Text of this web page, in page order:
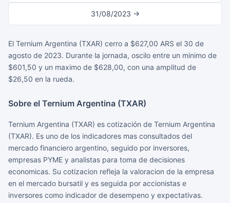
31/08/2023 →
El Ternium Argentina (TXAR) cerro a $627,00 ARS el 30 de
agosto de 2023. Durante la jornada, oscilo entre un minimo de
$601,50 y un maximo de $628,00, con una amplitud de
$26,50 en la rueda.
Sobre el Ternium Argentina (TXAR)
Ternium Argentina (TXAR) es cotización de Ternium Argentina
(TXAR). Es uno de los indicadores mas consultados del
mercado financiero argentino, seguido por inversores,
empresas PYME y analistas para toma de decisiones
economicas. Su cotizacion refleja la valoracion de la empresa
en el mercado bursatil y es seguida por accionistas e
inversores como indicador de desempeno y expectativas.